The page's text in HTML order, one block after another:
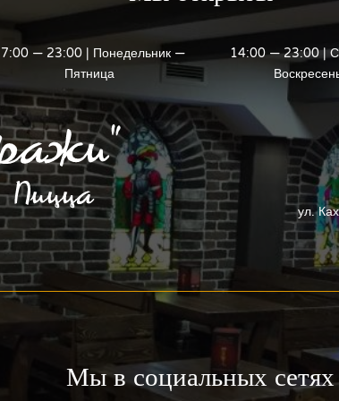
— 23:00 | Понедельник —
Пятница
14:00 — 23:00 |
ул.
Мы в социальных сетях